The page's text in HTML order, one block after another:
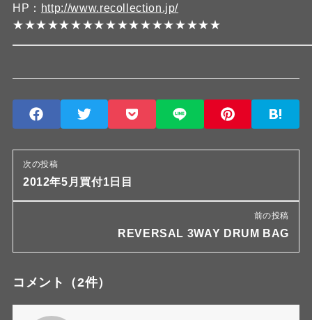
HP： http://www.recollection.jp/
★★★★★★★★★★★★★★★★★★
次の投稿
2012年5月買付1日目
前の投稿
REVERSAL 3WAY DRUM BAG
コメント （2件）